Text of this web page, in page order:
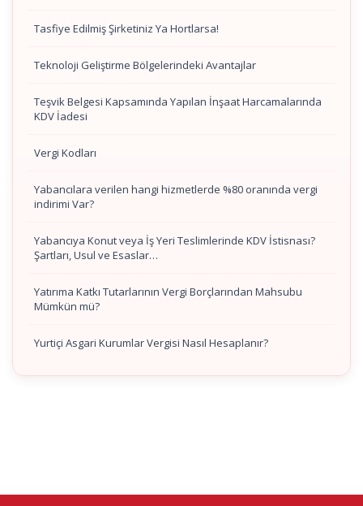
Tasfiye Edilmiş Şirketiniz Ya Hortlarsa!
Teknoloji Geliştirme Bölgelerindeki Avantajlar
Teşvik Belgesi Kapsamında Yapılan İnşaat Harcamalarında
KDV İadesi
Vergi Kodları
Yabancılara verilen hangi hizmetlerde %80 oranında vergi
indirimi Var?
Yabancıya Konut veya İş Yeri Teslimlerinde KDV İstisnası?
Şartları, Usul ve Esaslar…
Yatırıma Katkı Tutarlarının Vergi Borçlarından Mahsubu
Mümkün mü?
Yurtiçi Asgari Kurumlar Vergisi Nasıl Hesaplanır?